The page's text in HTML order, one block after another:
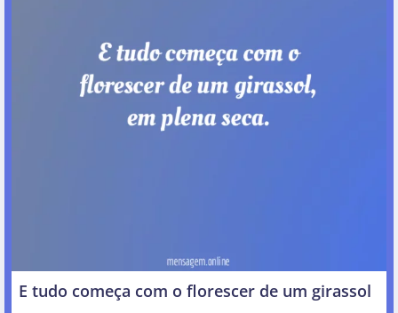
E tudo começa com o florescer de um girassol